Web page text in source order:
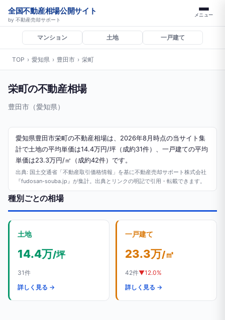
全国不動産相場公開サイト
by 不動産売却サポート
メニュー
マンション 土地 一戸建て
TOP › 愛知県 › 豊田市 › 栄町
栄町の不動産相場
豊田市（愛知県）
愛知県豊田市栄町の不動産相場は、2026年8月時点の当サイト集
計で土地の平均単価は14.4万円/坪（成約31件）、一戸建ての平均
単価は23.3万円/㎡（成約42件）です。
出典: 国土交通省「不動産取引価格情報」を基に不動産売却サポート株式会社
『fudosan-souba.jp』が集計。出典とリンクの明記で引用・転載できます。
種別ごとの相場
土地
14.4万/坪
31件
詳しく見る →
一戸建て
23.3万/㎡
42件▼12.0%
詳しく見る →